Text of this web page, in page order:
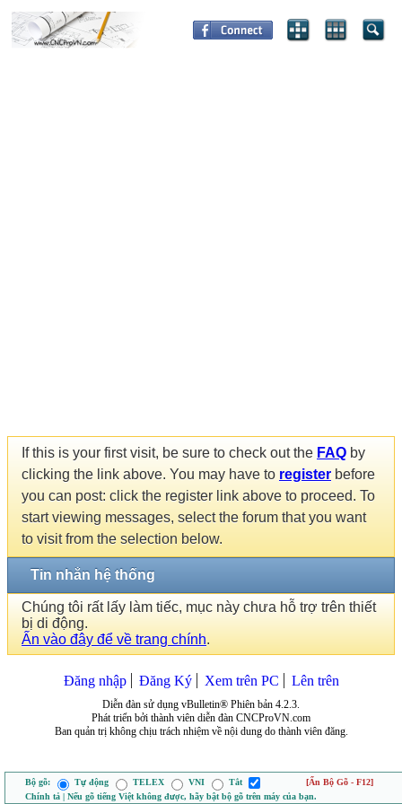
If this is your first visit, be sure to check out the FAQ by
clicking the link above. You may have to register before
you can post: click the register link above to proceed. To
start viewing messages, select the forum that you want
to visit from the selection below.
Tin nhắn hệ thống
Chúng tôi rất lấy làm tiếc, mục này chưa hỗ trợ trên thiết
bị di động.
Ấn vào đây để về trang chính.
Đăng nhập Đăng Ký Xem trên PC Lên trên
Diễn đàn sử dụng vBulletin® Phiên bản 4.2.3.
Phát triển bởi thành viên diễn đàn CNCProVN.com
Ban quản trị không chịu trách nhiệm về nội dung do thành viên đăng.
Bộ gõ: Tự động TELEX VNI Tắt
[Ẩn Bộ Gõ - F12]
Chính tả | Nếu gõ tiếng Việt không được, hãy bật bộ gõ trên máy của bạn.